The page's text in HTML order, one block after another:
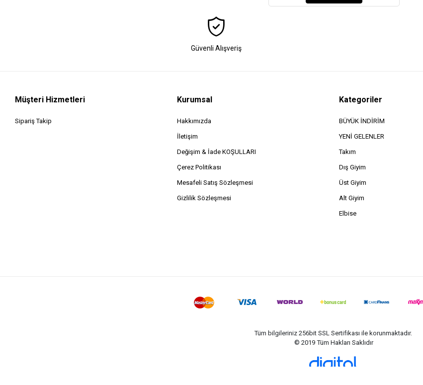
Güvenli Alışveriş
Müşteri Hizmetleri
Sipariş Takip
Kurumsal
Hakkımızda
İletişim
Değişim & İade KOŞULLARI
Çerez Politikası
Mesafeli Satış Sözleşmesi
Gizlilik Sözleşmesi
Kategoriler
BÜYÜK İNDİRİM
YENİ GELENLER
Takım
Dış Giyim
Üst Giyim
Alt Giyim
Elbise
Tüm bilgileriniz 256bit SSL Sertifikası ile korunmaktadır.
© 2019Tüm Hakları Saklıdır